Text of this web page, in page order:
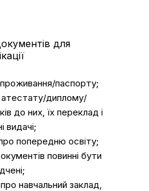
для
проживання/паспорту;
атестату/диплому/
до них, їх переклад і
видачі;
попередню освіту;
повинні бути
навчальний заклад,